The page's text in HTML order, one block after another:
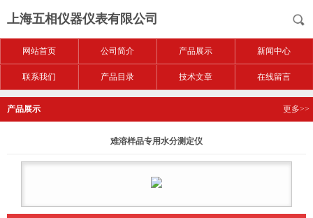
上海五相仪器仪表有限公司
网站首页 公司简介 产品展示 新闻中心
联系我们 产品目录 技术文章 在线留言
产品展示 更多>>
难溶样品专用水分测定仪